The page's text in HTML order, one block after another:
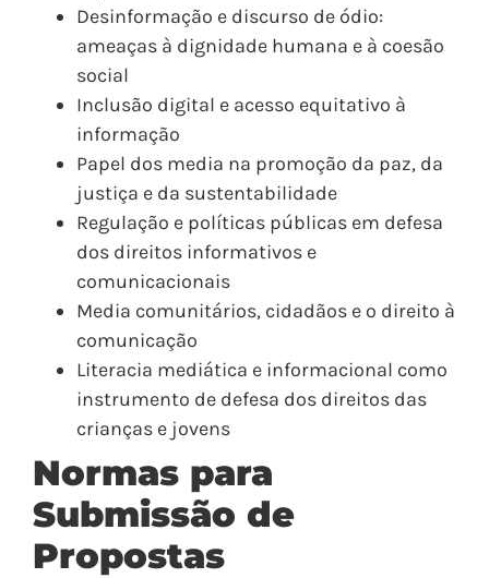
Desinformação e discurso de ódio:
ameaças à dignidade humana e à coesão
social
Inclusão digital e acesso equitativo à
informação
Papel dos media na promoção da paz, da
justiça e da sustentabilidade
Regulação e políticas públicas em defesa
dos direitos informativos e
comunicacionais
Media comunitários, cidadãos e o direito à
comunicação
Literacia mediática e informacional como
instrumento de defesa dos direitos das
crianças e jovens
Normas para
Submissão de
Propostas